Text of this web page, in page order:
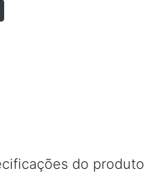
do produto